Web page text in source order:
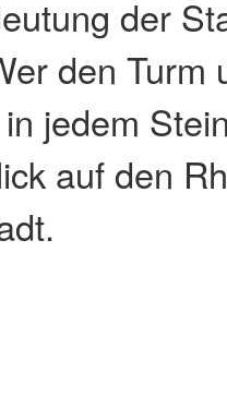
der
den Turm
jedem
auf den